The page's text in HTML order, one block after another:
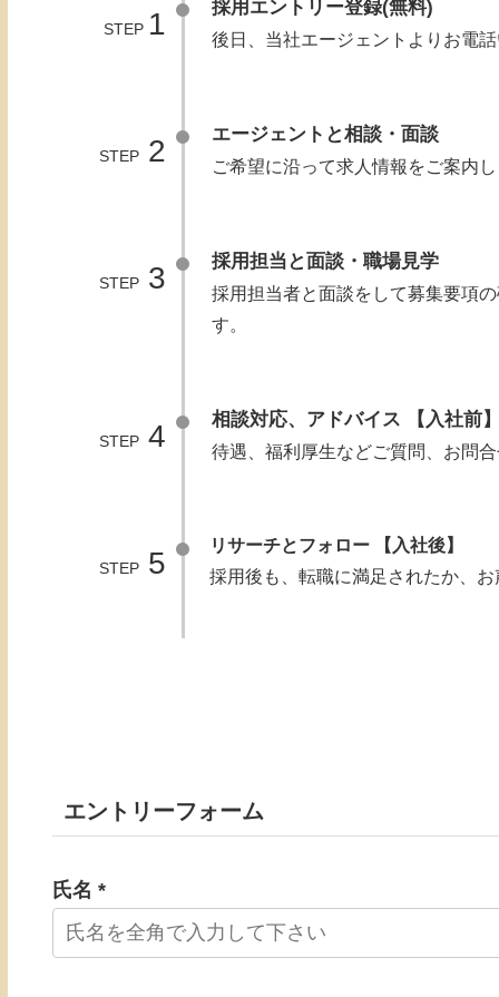
STEP 1 採用エントリー登録(無料)
後日、当社エージェントよりお電
STEP 2 エージェントと相談・面談
ご希望に沿って求人情報をご案内
STEP 3 採用担当と面談・職場見学
採用担当者と面談をして募集要項
す。
STEP 4 相談対応、アドバイス 【入社前
待遇、福利厚生などご質問、お問
STEP 5
リサーチとフォロー 【入社後】
採用後も、転職に満足されたか、
エントリーフォーム
氏名 *